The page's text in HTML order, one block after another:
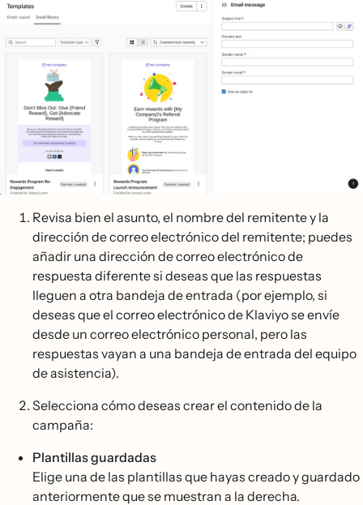
Revisa bien el asunto, el nombre del remitente y la
dirección de correo electrónico del remitente; puedes
añadir una dirección de correo electrónico de
respuesta diferente si deseas que las respuestas
lleguen a otra bandeja de entrada (por ejemplo, si
deseas que el correo electrónico de Klaviyo se envíe
desde un correo electrónico personal, pero las
respuestas vayan a una bandeja de entrada del equipo
de asistencia).
Selecciona cómo deseas crear el contenido de la
campaña:
Plantillas guardadas
Elige una de las plantillas que hayas creado y guardado
anteriormente que se muestran a la derecha.